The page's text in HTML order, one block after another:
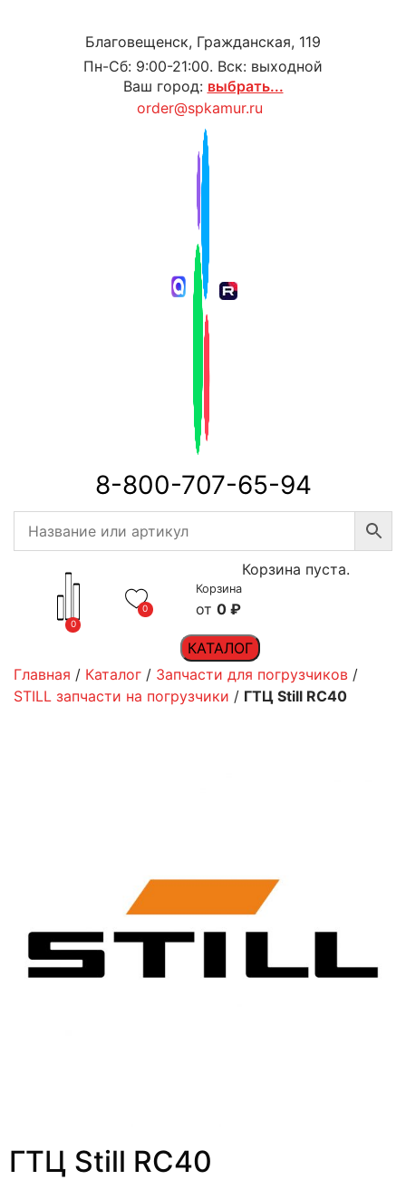
Благовещенск, Гражданская, 119
Пн-Сб: 9:00-21:00. Вск: выходной
Ваш город: выбрать...
order@spkamur.ru
8-800-707-65-94
0
0
Корзина
0 ₽
Корзина пуста.
КАТАЛОГ
Главная / Каталог / Запчасти для погрузчиков /
STILL запчасти на погрузчики / ГТЦ Still RC40
ГТЦ Still RC40